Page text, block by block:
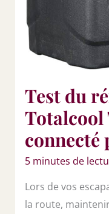
Test du
Totalcool
connecté
5 minutes de
Lors de vos
la route,